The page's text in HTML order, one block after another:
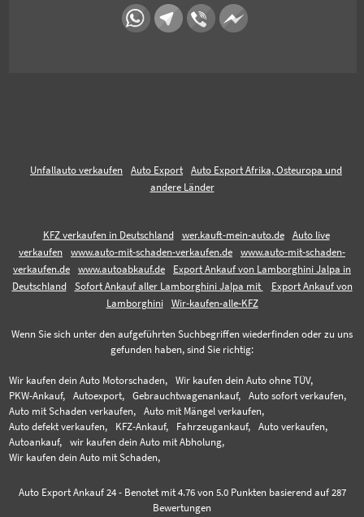
Unfallauto verkaufen Auto Export
Auto Export Afrika, Osteuropa und
andere Länder
KFZ verkaufen in Deutschland wer.kauft-mein-auto.de
Auto live
verkaufen
www.auto-mit-schaden-verkaufen.de
www.auto-mit-schaden-
verkaufen.de
www.autoabkauf.de
Export Ankauf von Lamborghini Jalpa in
Deutschland
Sofort Ankauf aller Lamborghini Jalpa mit
Export Ankauf von
Lamborghini
Wir-kaufen-alle-KFZ
Wenn Sie sich unter den aufgeführten Suchbegriffen wiederfinden oder zu uns
gefunden haben, sind Sie richtig:
Wir kaufen dein Auto Motorschaden,
Wir kaufen dein Auto ohne TÜV,
PKW-Ankauf,
Autoexport, Gebrauchtwagenankauf,
Auto sofort verkaufen,
Auto mit Schaden verkaufen,
Auto mit Mängel verkaufen,
Auto defekt verkaufen,
KFZ-Ankauf, Fahrzeugankauf,
Auto verkaufen,
Autoankauf,
wir kaufen dein Auto mit Abholung,
Wir kaufen dein Auto mit Schaden,
Auto Export Ankauf 24- Benotet mit 4.76von 5.0 Punkten basierend auf 287
Bewertungen